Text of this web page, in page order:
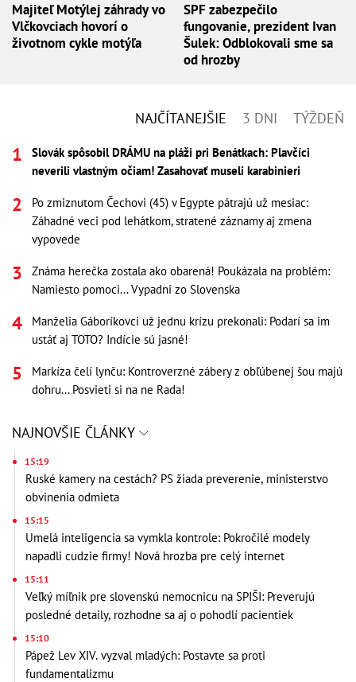
Majiteľ Motýlej záhrady vo
Vlčkovciach hovorí o
životnom cykle motýľa
SPF zabezpečilo
fungovanie, prezident Ivan
Šulek: Odblokovali sme sa
od hrozby
NAJČÍTANEJŠIE 3 DNI TÝŽDEŇ
Slovák spôsobil DRÁMU na pláži pri Benátkach: Plavčíci
neverili vlastným očiam! Zasahovať museli karabinieri
Po zmiznutom Čechovi (45) v Egypte pátrajú už mesiac:
Záhadné veci pod lehátkom, stratené záznamy aj zmena
vypovede
Známa herečka zostala ako obarená! Poukázala na problém:
Namiesto pomoci... Vypadni zo Slovenska
Manželia Gáboríkovci už jednu krízu prekonali: Podarí sa im
ustáť aj TOTO? Indície sú jasné!
Markíza čelí lynču: Kontroverzné zábery z obľúbenej šou majú
dohru... Posvieti si na ne Rada!
NAJNOVŠIE ČLÁNKY
15:19
Ruské kamery na cestách? PS žiada preverenie, ministerstvo
obvinenia odmieta
15:15
Umelá inteligencia sa vymkla kontrole: Pokročilé modely
napadli cudzie firmy! Nová hrozba pre celý internet
15:11
Veľký míľnik pre slovenskú nemocnicu na SPIŠI: Preverujú
posledné detaily, rozhodne sa aj o pohodlí pacientiek
15:10
Pápež Lev XIV. vyzval mladých: Postavte sa proti
fundamentalizmu